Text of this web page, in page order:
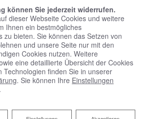
können Sie jederzeit widerrufen.
dieser Webseite Cookies und weitere
Ihnen ein bestmögliches
zu bieten. Sie können das Setzen von
und unsere Seite nur mit den
Cookies nutzen. Weitere
eine detaillierte Übersicht der Cookies
Technologien finden Sie in unserer
. Sie können Ihre Einstellungen